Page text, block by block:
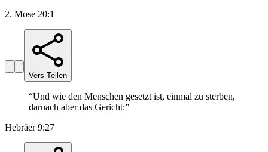
2. Mose 20:1
Vers Teilen
“Und wie den Menschen gesetzt ist, einmal zu sterben,
darnach aber das Gericht:”
Hebräer 9:27